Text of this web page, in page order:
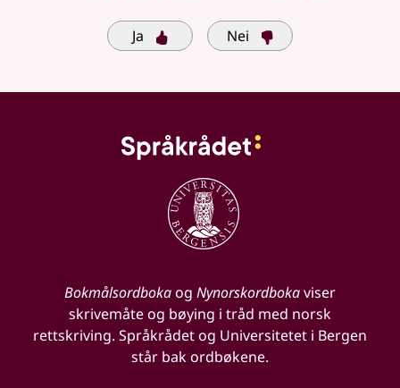
Ja Nei
Bokmålsordbokaog Nynorskordbokaviser
skrivemåte og bøying i tråd med norsk
rettskriving. Språkrådet og Universitetet i Bergen
står bak ordbøkene.